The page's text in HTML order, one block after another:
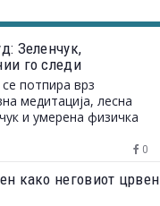
Зеленчук,
го следи
потпира врз
медитација, лесна
и умерена физичка
0
како неговиот црвен